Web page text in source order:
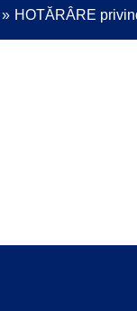
HOTĂRÂRE